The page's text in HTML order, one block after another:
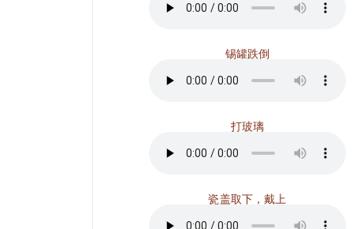
锡罐跌倒
打玻璃
瓷盖取下，戴上